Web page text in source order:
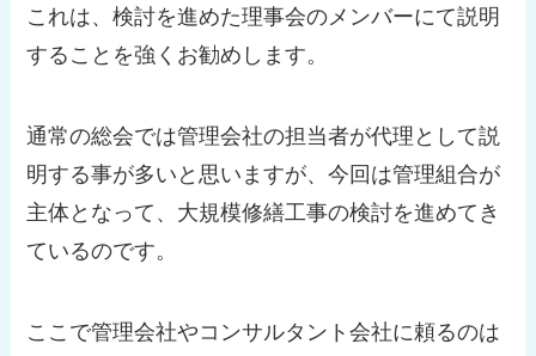
これは、検討を進めた理事会のメンバーにて説明
することを強くお勧めします。
通常の総会では管理会社の担当者が代理として説
明する事が多いと思いますが、今回は管理組合が
主体となって、大規模修繕工事の検討を進めてき
ているのです。
ここで管理会社やコンサルタント会社に頼るのは